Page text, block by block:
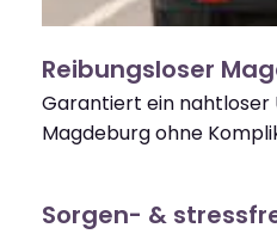
Reibungsloser
Garantiert ein nahtloser
Magdeburg ohne
Sorgen- &